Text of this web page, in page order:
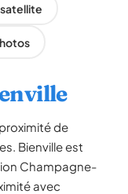
de
Bienville est
Champagne-
avec